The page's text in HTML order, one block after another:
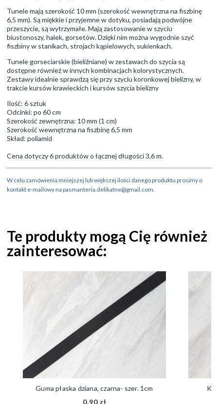
Tunele mają szerokość 10 mm (szerokość wewnętrzna na fiszbinę
6,5 mm). Są miękkie i przyjemne w dotyku, posiadają podwójne
przeszycie, są wytrzymałe. Mają zastosowanie w szyciu
biustonoszy, halek, gorsetów. Dzięki nim można wygodnie szyć
fiszbiny w stanikach, strojach kąpielowych, sukienkach.
Tunele gorseciarskie (bieliźniane) w zestawach do szycia są
dostępne również w innych kombinacjach kolorystycznych.
Zestawy idealnie sprawdzą się przy szyciu koronkowej bielizny, w
trakcie kursów krawieckich i kursów szycia bielizny
Ilość: 6 sztuk
Odcinki: po 60 cm
Szerokość zewnętrzna: 10 mm (1 cm)
Szerokość wewnętrzna na fiszbinę 6,5 mm
Skład: poliamid
Cena dotyczy 6 produktów o łącznej długości 3,6 m.
W celu zamówienia mniejszej lub większej ilości danego produktu prosimy o
kontakt e-mailowy na pasmanteria.delikatne@gmail.com.
Te produkty mogą Cię również
zainteresować:
Guma płaska dziana, czarna- szer. 1cm
0,90 zł